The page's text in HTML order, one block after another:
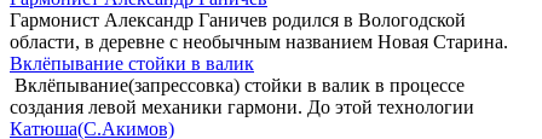
Гармонист Александр Ганичев родился в Вологодской
области, в деревне с необычным названием Новая Старина.
Вклёпывание стойки в валик
Вклёпывание(запрессовка) стойки в валик в процессе
создания левой механики гармони. До этой технологии
Катюша(С.Акимов)